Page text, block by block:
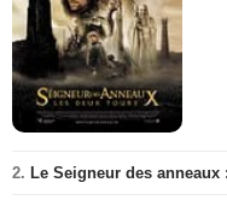
2. Le Seigneur des